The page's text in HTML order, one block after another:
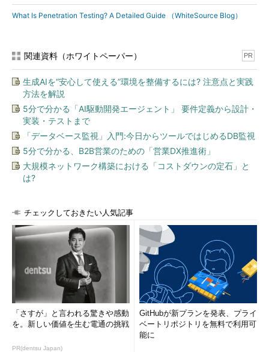
What Is Penetration Testing? A Detailed Guide （WhiteSource Blog）
関連資料（ホワイトペーパー） PR
生成AIを“安心して使える”環境を整備するには? 注意点と実践
方法を解説
5分で分かる「AI駆動開発エージェント」 要件定義から設計・
実装・テストまで
「データベース監視」入門:今日からツールではじめるDB監視
5分で分かる、B2B営業のための「営業DX推進術」
大規模ネットワーク構築における「コストダウンの定石」と
は?
チェックしておきたい人気記事
「さすが」と言われる驚きや感動
を。新しい価値を生む電通の挑戦
PR(dentsu Japan)
GitHubが新プランを発表、プライ
ベートリポジトリを無料で利用可
能に